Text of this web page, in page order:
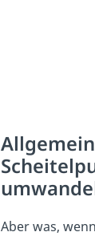
Aber was,